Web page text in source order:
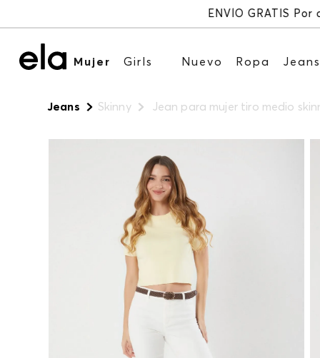
Mujer Girls Nuevo Ropa
Jeans Skinny Jean para mujer tiro medio